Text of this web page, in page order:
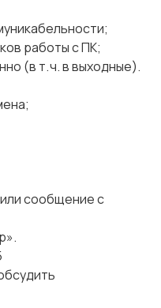
работы с ПК;
(в т. ч. в выходные).
сообщение с